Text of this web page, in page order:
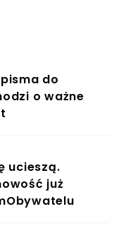
wcześniej
czy
podcasty.
pisma do
o ważne
ucieszą.
już